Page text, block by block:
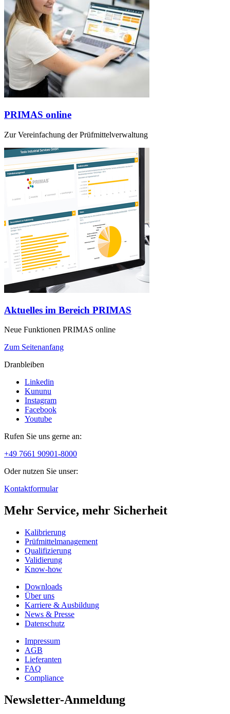
PRIMAS online
Zur Vereinfachung der Prüfmittelverwaltung
Aktuelles im Bereich PRIMAS
Neue Funktionen PRIMAS online
Zum Seitenanfang
Dranbleiben
Linkedin
Kununu
Instagram
Facebook
Youtube
Rufen Sie uns gerne an:
+49 7661 90901-8000
Oder nutzen Sie unser:
Kontaktformular
Mehr Service, mehr Sicherheit
Kalibrierung
Prüfmittelmanagement
Qualifizierung
Validierung
Know-how
Downloads
Über uns
Karriere & Ausbildung
News & Presse
Datenschutz
Impressum
AGB
Lieferanten
FAQ
Compliance
Newsletter-Anmeldung